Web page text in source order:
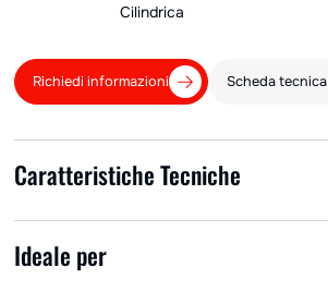
Cilindrica
Richiedi informazioni Scheda tecnica
Caratteristiche Tecniche
min 50 cm
Ideale per